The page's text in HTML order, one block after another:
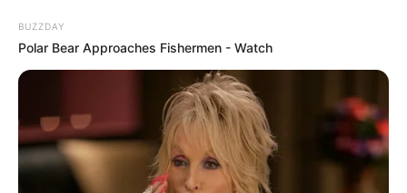
HOME
BUZZDAY
Polar Bear Approaches Fishermen - Watch